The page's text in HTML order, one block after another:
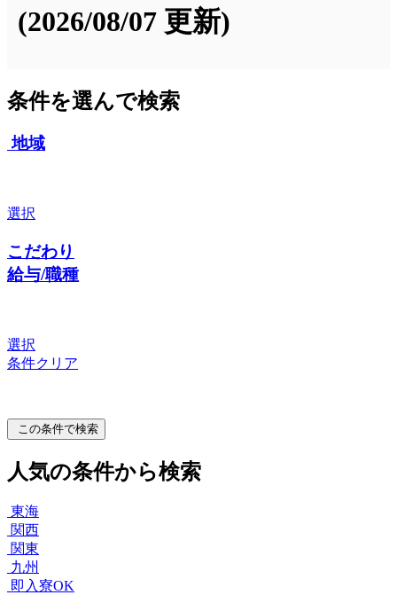
(2026/08/07 更新)
条件を選んで検索
地域
選択
こだわり
給与/職種
選択
条件クリア
この条件で検索
人気の条件から検索
東海
関西
関東
九州
即入寮OK